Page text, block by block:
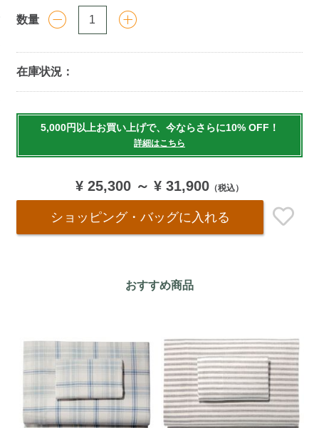
数量
在庫状況：
to
5,000円以上お買い上げで、今ならさらに10% OFF！
詳細はこちら
¥ 25,300 ～ ¥ 31,900 （税込）
ショッピング・バッグに入れる
おすすめ商品